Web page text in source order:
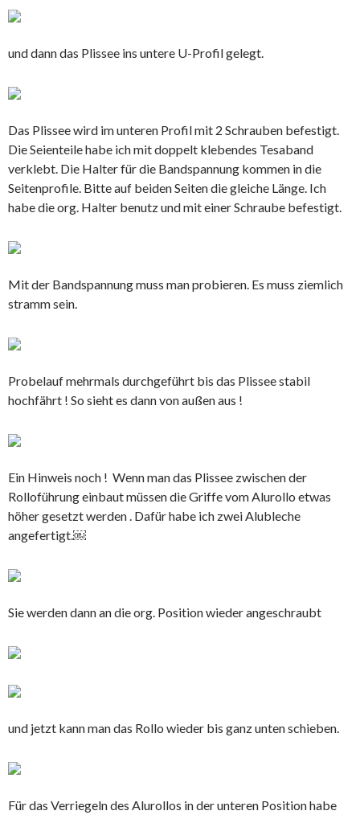
und dann das Plissee ins untere U-Profil gelegt.
Das Plissee wird im unteren Profil mit 2 Schrauben befestigt.
Die Seienteile habe ich mit doppelt klebendes Tesaband
verklebt. Die Halter für die Bandspannung kommen in die
Seitenprofile. Bitte auf beiden Seiten die gleiche Länge. Ich
habe die org. Halter benutz und mit einer Schraube befestigt.
Mit der Bandspannung muss man probieren. Es muss ziemlich
stramm sein.
Probelauf mehrmals durchgeführt bis das Plissee stabil
hochfährt ! So sieht es dann von außen aus !
Ein Hinweis noch ! Wenn man das Plissee zwischen der
Rolloführung einbaut müssen die Griffe vom Alurollo etwas
höher gesetzt werden . Dafür habe ich zwei Alubleche
angefertigt.￼
Sie werden dann an die org. Position wieder angeschraubt
und jetzt kann man das Rollo wieder bis ganz unten schieben.
Für das Verriegeln des Alurollos in der unteren Position habe